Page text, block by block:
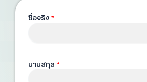
ชื่อจริง *
นามสกุล *